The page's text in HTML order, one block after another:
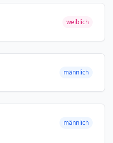
weiblich
männlich
männlich